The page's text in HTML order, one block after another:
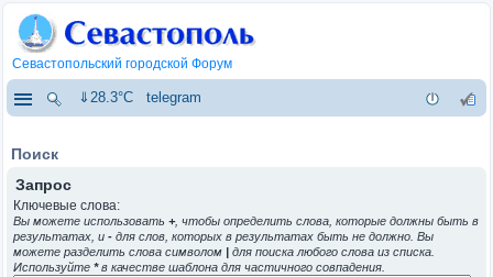
Севастопольский городской Форум
⇓28.3°C telegram
Поиск
Запрос
Ключевые слова:
Вы можете использовать +, чтобы определить слова, которые должны быть в
результатах, и - для слов, которых в результатах быть не должно. Вы
можете разделить слова символом | для поиска любого слова из списка.
Используйте *в качестве шаблона для частичного совпадения.